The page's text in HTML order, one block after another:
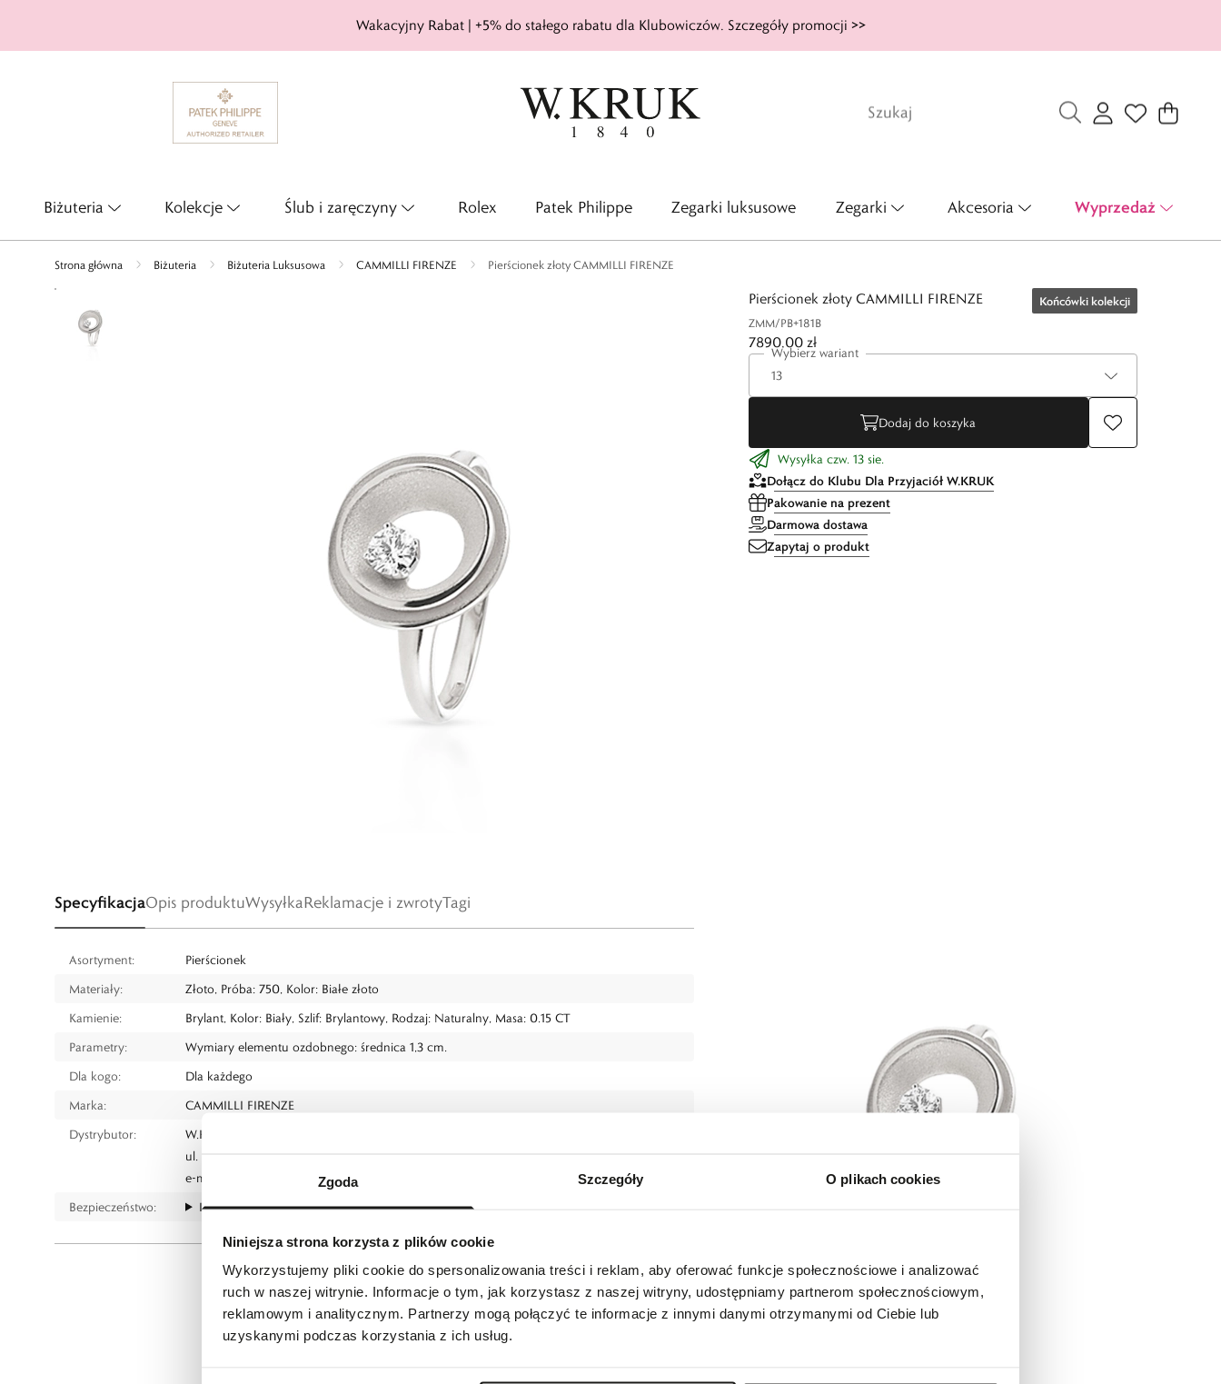
Zgoda Szczegóły O plikach cookies
Niniejsza strona korzysta z plików cookie
Wykorzystujemy pliki cookie do spersonalizowania treści i reklam, aby oferować funkcje społecznościowe i analizować
ruch w naszej witrynie. Informacje o tym, jak korzystasz z naszej witryny, udostępniamy partnerom społecznościowym,
reklamowym i analitycznym. Partnerzy mogą połączyć te informacje z innymi danymi otrzymanymi od Ciebie lub
uzyskanymi podczas korzystania z ich usług.
Wakacyjny Rabat | +5% do stałego rabatu dla Klubowiczów. Szczegóły promocji >>
Biżuteria Kolekcje Ślub i zaręczyny Rolex Patek Philippe Zegarki luksusowe Zegarki Akcesoria Wyprzedaż
Strona główna Biżuteria Biżuteria Luksusowa CAMMILLI FIRENZE Pierścionek złoty CAMMILLI FIRENZE
Pierścionek złoty CAMMILLI FIRENZE
ZMM/PB+181B
Końcówki kolekcji
7890,00 zł
Wybierz wariant
Dodaj do koszyka
Wysyłka czw. 13 sie.
Dołącz do Klubu Dla Przyjaciół W.KRUK
Pakowanie na prezent
Darmowa dostawa
Zapytaj o produkt
SpecyfikacjaOpis produktuWysyłkaReklamacje i zwrotyTagi
Asortyment:
Pierścionek
Materiały:
Złoto, Próba: 750, Kolor: Białe złoto
Kamienie:
Brylant, Kolor: Biały, Szlif: Brylantowy, Rodzaj: Naturalny, Masa: 0.15 CT
Parametry:
Wymiary elementu ozdobnego: średnica 1,3 cm.
Dla kogo:
Dla każdego
Marka:
CAMMILLI FIRENZE
Dystrybutor:
W.KRUK S.A
ul. Pilotów 10, 31-462 Kraków
e-mail:
Bezpieczeństwo:
Informacje o bezpieczeństwie